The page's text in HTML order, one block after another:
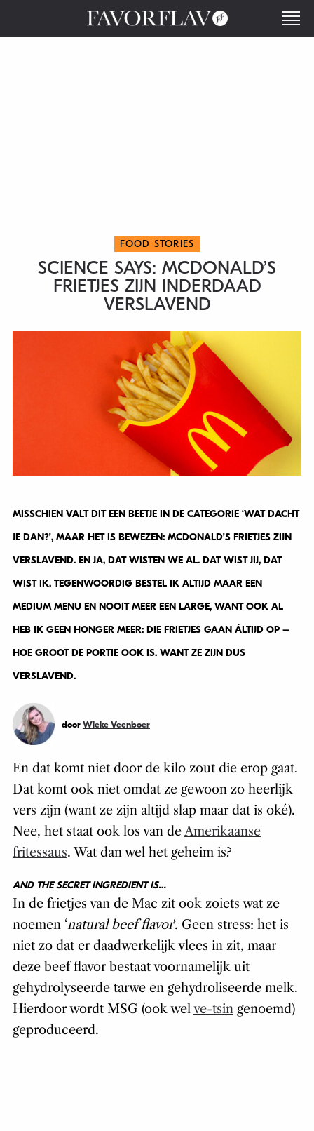
FOOD STORIES
SCIENCE SAYS: MCDONALD’S
FRIETJES ZIJN INDERDAAD
VERSLAVEND
MISSCHIEN VALT DIT EEN BEETJE IN DE CATEGORIE ‘WAT DACHT
JE DAN?’, MAAR HET IS BEWEZEN: MCDONALD’S FRIETJES ZIJN
VERSLAVEND. EN JA, DAT WISTEN WE AL. DAT WIST JIJ, DAT
WIST IK. TEGENWOORDIG BESTEL IK ALTIJD MAAR EEN
MEDIUM MENU EN NOOIT MEER EEN LARGE, WANT OOK AL
HEB IK GEEN HONGER MEER: DIE FRIETJES GAAN ÁLTIJD OP –
HOE GROOT DE PORTIE OOK IS. WANT ZE ZIJN DUS
VERSLAVEND.
door Wieke Veenboer
En dat komt niet door de kilo zout die erop gaat.
Dat komt ook niet omdat ze gewoon zo heerlijk
vers zijn (want ze zijn altijd slap maar dat is oké).
Nee, het staat ook los van deAmerikaanse
fritessaus. Wat dan wel het geheim is?
AND THE SECRET INGREDIENT IS…
In de frietjes van de Mac zit ook zoiets wat ze
noemen ‘natural beef flavor‘. Geen stress: het is
niet zo dat er daadwerkelijk vlees in zit, maar
deze beef flavor bestaat voornamelijk uit
gehydrolyseerde tarwe en gehydroliseerde melk.
Hierdoor wordt MSG (ook welve-tsingenoemd)
geproduceerd.